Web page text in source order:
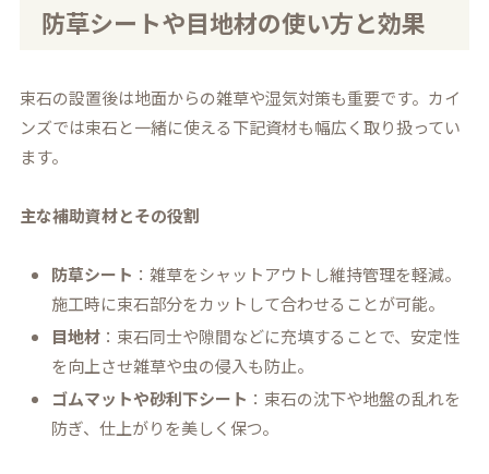
防草シートや目地材の使い方と効果
束石の設置後は地面からの雑草や湿気対策も重要です。カイ
ンズでは束石と一緒に使える下記資材も幅広く取り扱ってい
ます。
主な補助資材とその役割
防草シート ：雑草をシャットアウトし維持管理を軽減。
施工時に束石部分をカットして合わせることが可能。
目地材 ：束石同士や隙間などに充填することで、安定性
を向上させ雑草や虫の侵入も防止。
ゴムマットや砂利下シート ：束石の沈下や地盤の乱れを
防ぎ、仕上がりを美しく保つ。